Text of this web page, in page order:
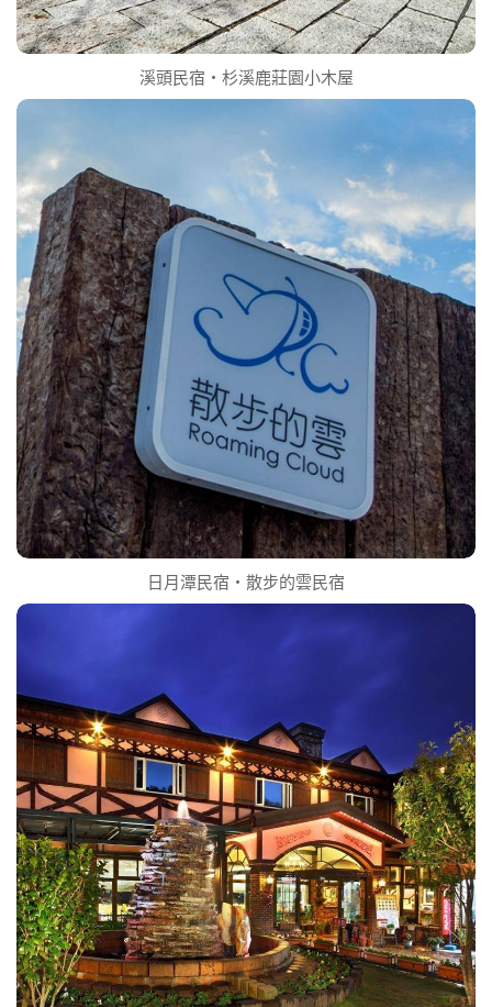
溪頭民宿‧杉溪鹿莊園小木屋
日月潭民宿‧散步的雲民宿